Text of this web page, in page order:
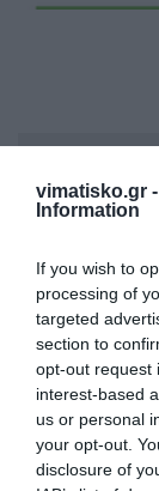
vimatisko.gr -
Information
If you wish to
processing of
targeted
section to
opt-out request
interest-based
us or personal
your opt-out.
disclosure of
ΟΝΟΜΑ